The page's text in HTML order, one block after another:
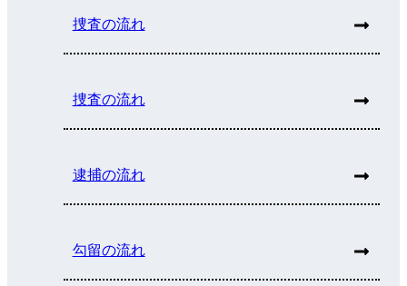
捜査の流れ
捜査の流れ
逮捕の流れ
勾留の流れ